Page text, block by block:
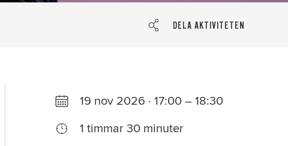
DELA AKTIVITETEN
19 nov 2026 · 17:00 – 18:30
1 timmar 30 minuter